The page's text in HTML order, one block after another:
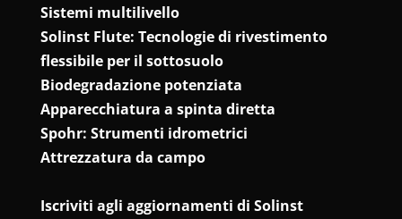
Sistemi multilivello
Solinst Flute: Tecnologie di rivestimento
flessibile per il sottosuolo
Biodegradazione potenziata
Apparecchiatura a spinta diretta
Spohr: Strumenti idrometrici
Attrezzatura da campo
Iscriviti agli aggiornamenti di Solinst